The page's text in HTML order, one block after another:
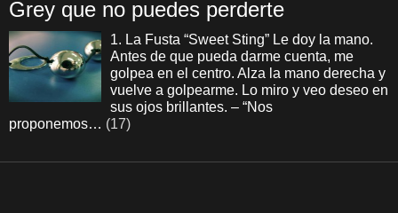
Grey que no puedes perderte
1. La Fusta “Sweet Sting” Le doy la mano.
Antes de que pueda darme cuenta, me
golpea en el centro. Alza la mano derecha y
vuelve a golpearme. Lo miro y veo deseo en
sus ojos brillantes. – “Nos
proponemos… (17)